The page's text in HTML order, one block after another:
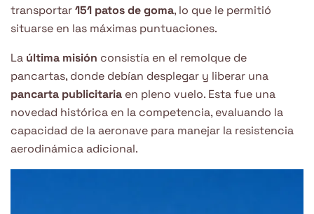
transportar151 patos de goma, lo que le permitió
situarse en las máximas puntuaciones.
La última misión consistía en el remolque de
pancartas, donde debían desplegar y liberar una
pancarta publicitaria en pleno vuelo. Esta fue una
novedad histórica en la competencia, evaluando la
capacidad de la aeronave para manejar la resistencia
aerodinámica adicional.